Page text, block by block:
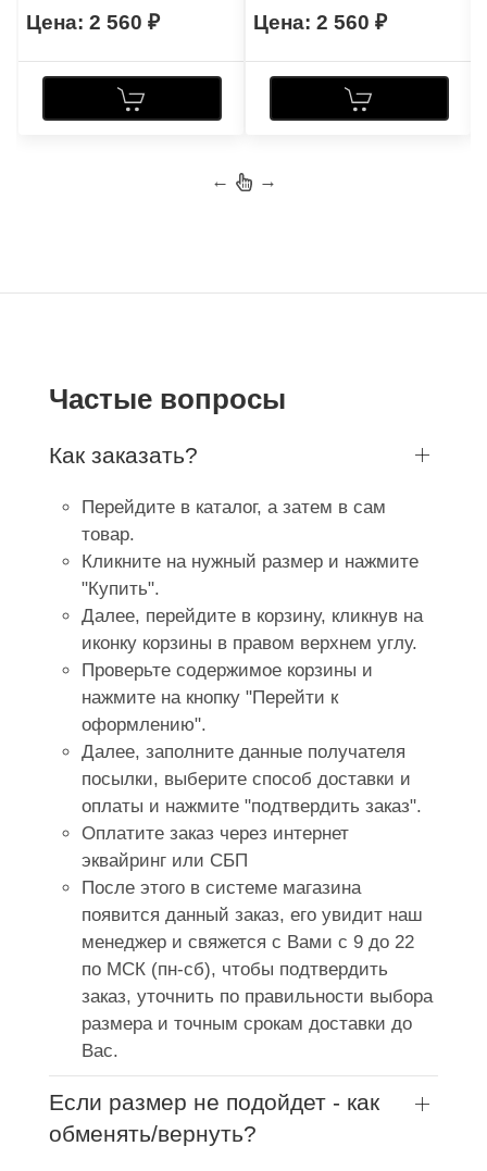
2 560 2 560
← →
Частые вопросы
Как заказать?
Перейдите в каталог, а затем в сам
товар.
Кликните на нужный размер и нажмите
"Купить".
Далее, перейдите в корзину, кликнув на
иконку корзины в правом верхнем углу.
Проверьте содержимое корзины и
нажмите на кнопку "Перейти к
оформлению".
Далее, заполните данные получателя
посылки, выберите способ доставки и
оплаты и нажмите "подтвердить заказ".
Оплатите заказ через интернет
эквайринг или СБП
После этого в системе магазина
появится данный заказ, его увидит наш
менеджер и свяжется с Вами с 9 до 22
по МСК (пн-сб), чтобы подтвердить
заказ, уточнить по правильности выбора
размера и точным срокам доставки до
Вас.
Если размер не подойдет - как
обменять/вернуть?